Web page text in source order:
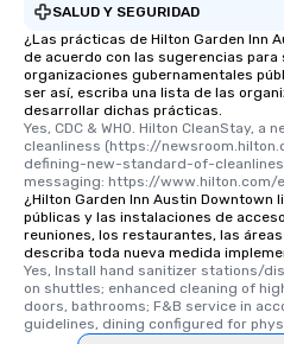
SALUD Y SEGURIDAD
¿Las prácticas de Hilton Garden Inn
de acuerdo con las sugerencias
organizaciones gubernamentales
ser así, escriba una lista de las
desarrollar dichas prácticas.
Yes, CDC & WHO. Hilton CleanStay,
cleanliness (https://
defining-new-standard-of-
messaging: https://
¿Hilton Garden Inn Austin Downtown
públicas y las instalaciones de
reuniones, los restaurantes, las
describa toda nueva medida
Yes, Install hand sanitizer stations/
on shuttles; enhanced cleaning of
doors, bathrooms; F&B service in
guidelines, dining configured for